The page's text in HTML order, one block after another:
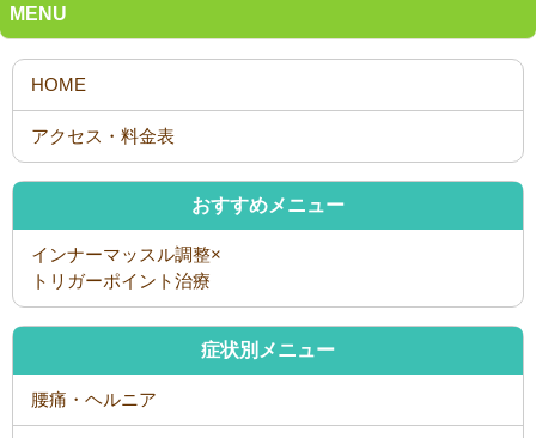
MENU
おすすめメニュー
インナーマッスル調整×
トリガーポイント治療
症状別メニュー
腰痛・ヘルニア